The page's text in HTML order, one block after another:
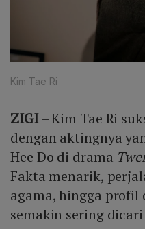
Kim Tae Ri
ZIGI– Kim Tae Ri
dengan aktingnya
Hee Do di drama
Fakta menarik,
agama, hingga profil
semakin sering